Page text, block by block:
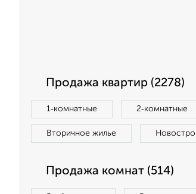
Продажа квартир (2278)
1‑комнатные 2‑комнатные
Вторичное жилье
Продажа комнат (514)